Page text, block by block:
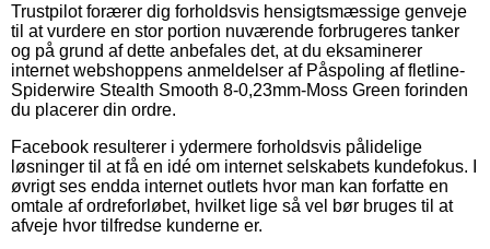
Trustpilot forærer dig forholdsvis hensigtsmæssige genveje
til at vurdere en stor portion nuværende forbrugeres tanker
og på grund af dette anbefales det, at du eksaminerer
internet webshoppens anmeldelser af Påspoling af fletline-
Spiderwire Stealth Smooth 8-0,23mm-Moss Green forinden
du placerer din ordre.
Facebook resulterer i ydermere forholdsvis pålidelige
løsninger til at få en idé om internet selskabets kundefokus. I
øvrigt ses endda internet outlets hvor man kan forfatte en
omtale af ordreforløbet, hvilket lige så vel bør bruges til at
afveje hvor tilfredse kunderne er.